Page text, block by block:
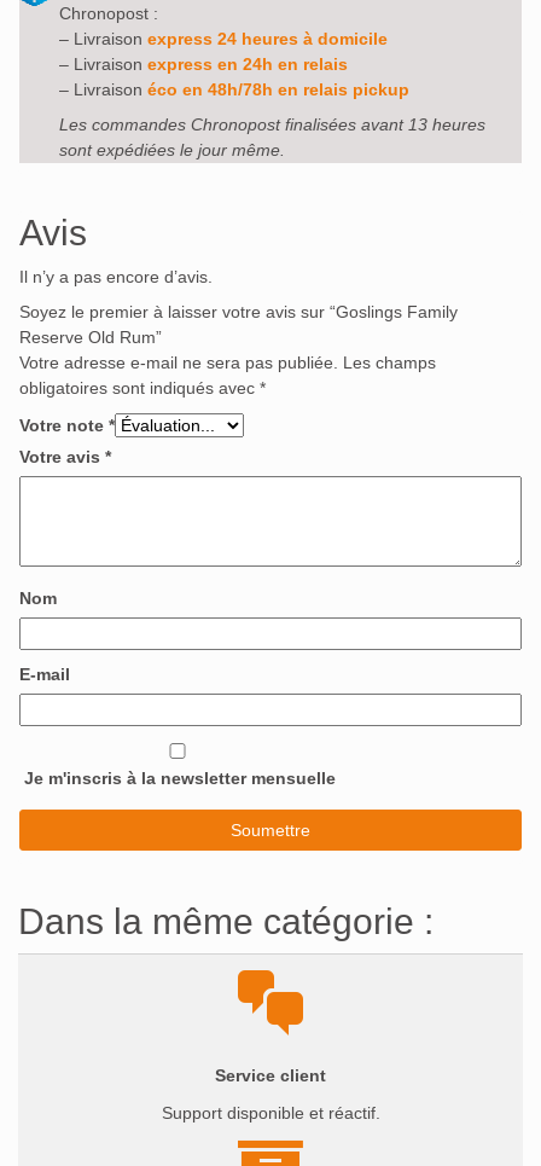
Chronopost :
– Livraison express 24 heures à domicile
– Livraison express en 24h en relais
– Livraison éco en 48h/78h en relais pickup
Les commandes Chronopost finalisées avant 13 heures
sont expédiées le jour même.
Avis
Il n’y a pas encore d’avis.
Soyez le premier à laisser votre avis sur “Goslings Family
Reserve Old Rum”
Votre adresse e-mail ne sera pas publiée.
Les champs
obligatoires sont indiqués avec *
Votre note *
Votre avis *
Nom
E-mail
Je m'inscris à la newsletter mensuelle
Dans la même catégorie :
Service client
Support disponible et réactif.